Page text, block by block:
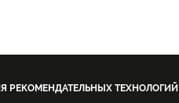
РЕКОМЕНДАТЕЛЬНЫХ ТЕХНОЛОГИЙ